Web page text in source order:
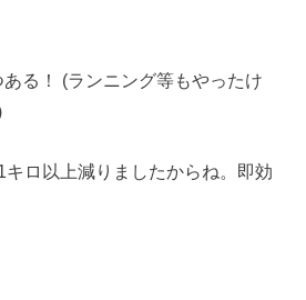
る！ (ランニング等もやったけ
ロ以上減りましたからね。即効